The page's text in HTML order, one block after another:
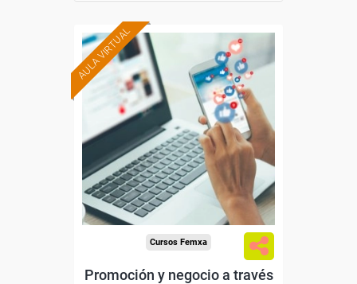
AULA VIRTUAL Formación 100%
subvencionada.
Para trabajadores y
autónomos de Madrid.
Para todos los sectores.
Cursos Femxa
Promoción y negocio a través